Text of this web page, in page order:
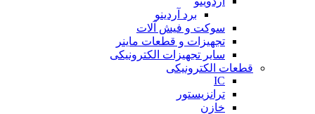
برد آردینو
سوکت و فیش آلات
تجهیزات و قطعات ماینر
سایر تجهیزات الکترونیکی
قطعات الکترونیکی
IC
ترانزیستور
خازن